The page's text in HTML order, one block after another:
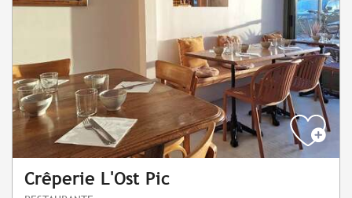
Crêperie L'Ost Pic